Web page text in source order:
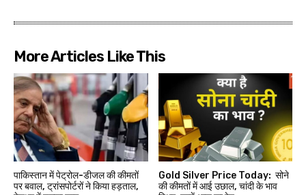
More Articles Like This
पाकिस्तान में पेट्रोल-डीजल की कीमतों
पर बवाल, ट्रांसपोर्टरों ने किया हड़ताल,
Gold Silver Price Today: सोने
की कीमतों में आई उछाल, चांदी के भाव